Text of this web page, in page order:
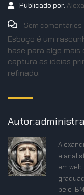
Publicado por:
Sem comentários
Esboço é um
base para algo
captura as ideias
refinado.
e
em
pelo